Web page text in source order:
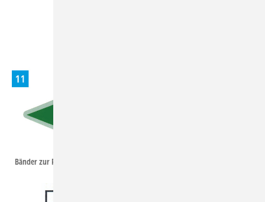
Bänder zur Rohrleitungskennzeichnung mit Fließrichtungspfeilen.